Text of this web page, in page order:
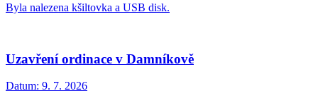
Byla nalezena kšiltovka a USB disk.
Uzavření ordinace v Damníkově
Datum: 9. 7. 2026